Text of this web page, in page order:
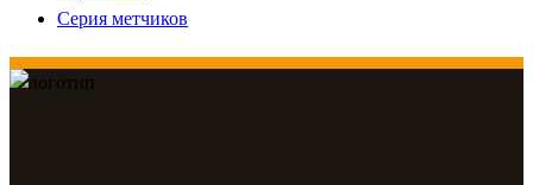
Серия метчиков